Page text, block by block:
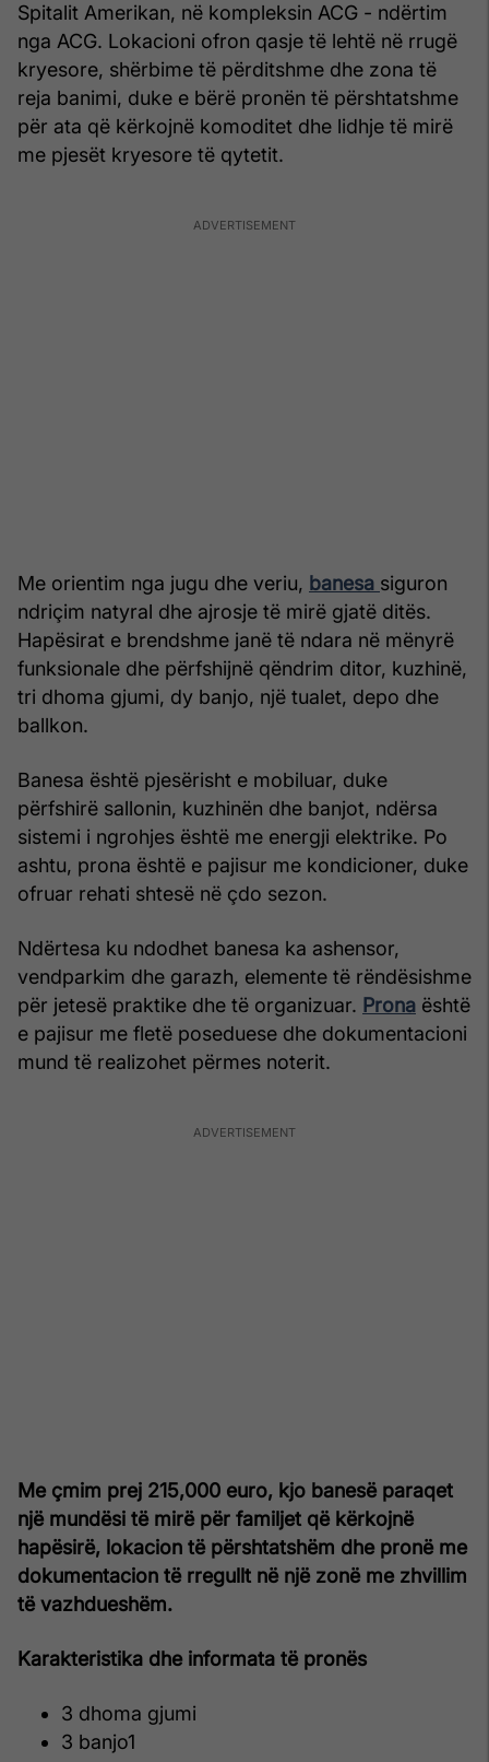
Spitalit Amerikan, në kompleksin ACG - ndërtim
nga ACG. Lokacioni ofron qasje të lehtë në rrugë
kryesore, shërbime të përditshme dhe zona të
reja banimi, duke e bërë pronën të përshtatshme
për ata që kërkojnë komoditet dhe lidhje të mirë
me pjesët kryesore të qytetit.
Me orientim nga jugu dhe veriu, banesa siguron
ndriçim natyral dhe ajrosje të mirë gjatë ditës.
Hapësirat e brendshme janë të ndara në mënyrë
funksionale dhe përfshijnë qëndrim ditor, kuzhinë,
tri dhoma gjumi, dy banjo, një tualet, depo dhe
ballkon.
Banesa është pjesërisht e mobiluar, duke
përfshirë sallonin, kuzhinën dhe banjot, ndërsa
sistemi i ngrohjes është me energji elektrike. Po
ashtu, prona është e pajisur me kondicioner, duke
ofruar rehati shtesë në çdo sezon.
Ndërtesa ku ndodhet banesa ka ashensor,
vendparkim dhe garazh, elemente të rëndësishme
për jetesë praktike dhe të organizuar. Prona është
e pajisur me fletë poseduese dhe dokumentacioni
mund të realizohet përmes noterit.
Me çmim prej 215,000 euro, kjo banesë paraqet
një mundësi të mirë për familjet që kërkojnë
hapësirë, lokacion të përshtatshëm dhe pronë me
dokumentacion të rregullt në një zonë me zhvillim
të vazhdueshëm.
Karakteristika dhe informata të pronës
3 dhoma gjumi
3 banjo1